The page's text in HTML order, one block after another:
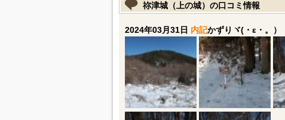
祢津城（上の城）の口コミ情報
2024年03月31日 内記かずりヾ(・ε・。）